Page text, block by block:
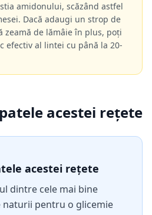
amidonului, scăzând astfel
Dacă adaugi un strop de
zeamă de lămâie în plus, poți
efectiv al lintei cu până la 20-
acestei rețete
acestei rețete
dintre cele mai bine
naturii pentru o glicemie